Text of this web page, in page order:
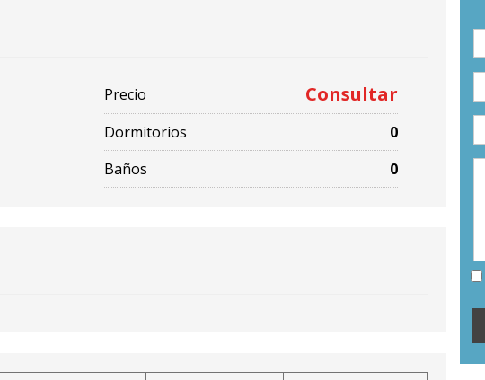
Precio Consultar
Dormitorios
0
Baños
0